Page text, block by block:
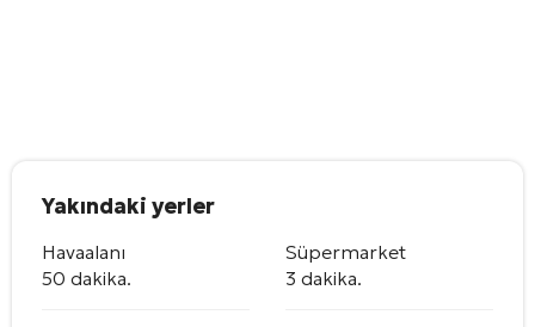
Yakındaki yerler
Havaalanı
50 dakika.
Süpermarket
3 dakika.